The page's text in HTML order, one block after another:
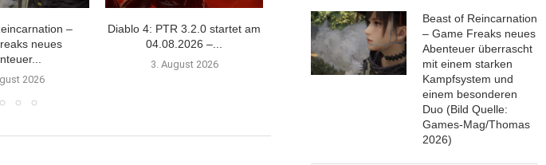
–
neues
2026
Diablo 4: PTR 3.2.0 startet am
04.08.2026 –...
3. August 2026
Duskfade getestet: Das
Comeback der klassischen 3D-
Plattformer
Mein
Planet… | 8/
30. Juli
Beast of Reincarnation
– Game Freaks neues
Abenteuer überrascht
mit einem starken
Kampfsystem und
einem besonderen
Duo (Bild Quelle:
Games-Mag/Thomas
2026)